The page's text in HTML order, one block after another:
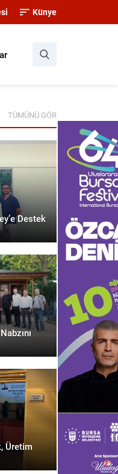
Künye
TÜMÜNÜ GÖR
Destek
Üretim